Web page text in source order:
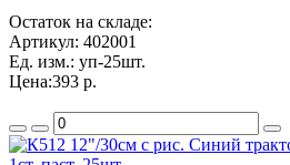
Остаток на складе:
Артикул: 402001
Ед. изм.: уп-25шт.
Цена:393 р.